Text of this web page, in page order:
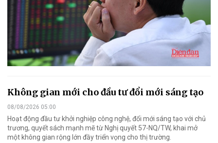
Không gian mới cho đầu tư đổi mới sáng tạo
08/08/2026 05:00
Hoạt động đầu tư khởi nghiệp công nghệ, đổi mới sáng tạo với chủ
trương, quyết sách mạnh mẽ từ Nghị quyết 57-NQ/TW, khai mở
một không gian rộng lớn đầy triển vọng cho thị trường.